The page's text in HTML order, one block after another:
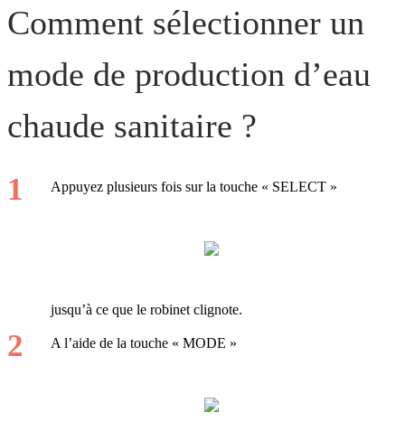
Comment sélectionner un
mode de production d’eau
chaude sanitaire ?
Appuyez plusieurs fois sur la touche « SELECT »
jusqu’à ce que le robinet clignote.
A l’aide de la touche « MODE »